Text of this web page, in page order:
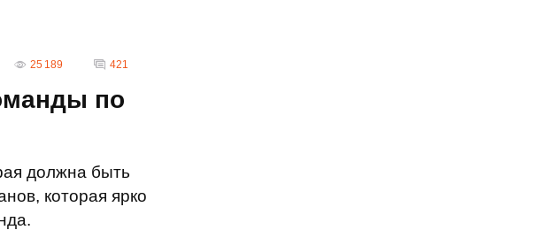
25 189 421
по
должна быть
которая ярко